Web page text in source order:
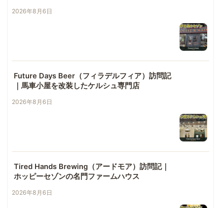
2026年8月6日
Future Days Beer（フィラデルフィア）訪問記
｜馬車小屋を改装したケルシュ専門店
2026年8月6日
Tired Hands Brewing（アードモア）訪問記｜
ホッピーセゾンの名門ファームハウス
2026年8月6日